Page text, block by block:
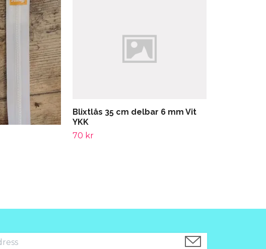
Blixtlås 35 cm delbar 6 mm Vit
YKK
70 kr